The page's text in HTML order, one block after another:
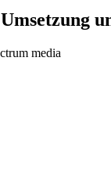
media